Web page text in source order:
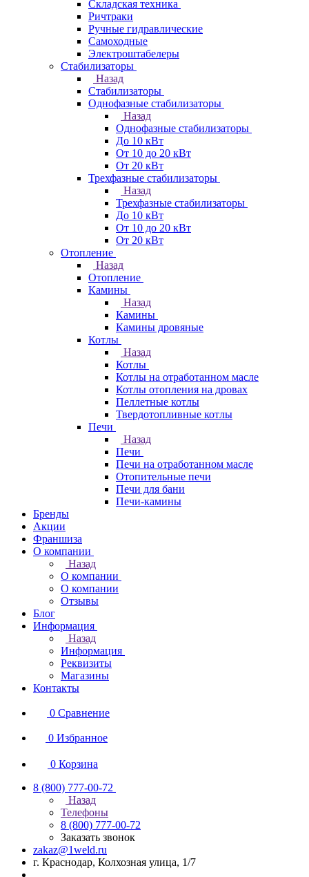
Складская техника
Ричтраки
Ручные гидравлические
Самоходные
Электроштабелеры
Стабилизаторы
Назад
Стабилизаторы
Однофазные стабилизаторы
Назад
Однофазные стабилизаторы
До 10 кВт
От 10 до 20 кВт
От 20 кВт
Трехфазные стабилизаторы
Назад
Трехфазные стабилизаторы
До 10 кВт
От 10 до 20 кВт
От 20 кВт
Отопление
Назад
Отопление
Камины
Назад
Камины
Камины дровяные
Котлы
Назад
Котлы
Котлы на отработанном масле
Котлы отопления на дровах
Пеллетные котлы
Твердотопливные котлы
Печи
Назад
Печи
Печи на отработанном масле
Отопительные печи
Печи для бани
Печи-камины
Бренды
Акции
Франшиза
О компании
Назад
О компании
О компании
Отзывы
Блог
Информация
Назад
Информация
Реквизиты
Магазины
Контакты
0 Сравнение
0 Избранное
0 Корзина
8 (800) 777-00-72
Назад
Телефоны
8 (800) 777-00-72
Заказать звонок
zakaz@1weld.ru
г. Краснодар, Колхозная улица, 1/7